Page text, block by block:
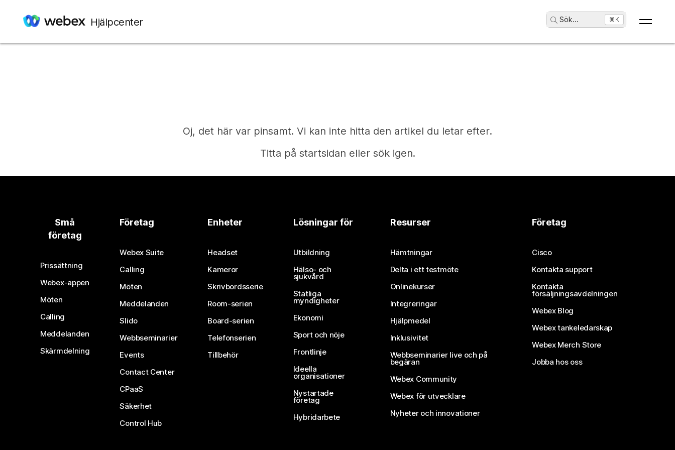
Hjälpcenter Sök... ⌘K
Oj, det här var pinsamt. Vi kan inte hitta den artikel du letar efter.
Titta på startsidan eller sök igen.
Behöver du ett svar?
Skicka in en fråga
Små
företag
Prissättning
Webex-appen
Möten
Calling
Meddelanden
Skärmdelning
Företag
Webex Suite
Calling
Möten
Meddelanden
Slido
Webbseminarier
Events
Contact Center
CPaaS
Säkerhet
Control Hub
Enheter
Headset
Kameror
Skrivbordsserie
Room-serien
Board-serien
Telefonserien
Tillbehör
Lösningar för
Utbildning
Hälso- och
sjukvård
Statliga
myndigheter
Ekonomi
Sport och nöje
Frontlinje
Ideella
organisationer
Nystartade
företag
Hybridarbete
Resurser
Hämtningar
Delta i ett testmöte
Onlinekurser
Integreringar
Hjälpmedel
Inklusivitet
Webbseminarier live och på
begäran
Webex Community
Webex för utvecklare
Nyheter och innovationer
Företag
Cisco
Kontakta support
Kontakta
försäljningsavdelningen
Webex Blog
Webex tankeledarskap
Webex Merch Store
Jobba hos oss